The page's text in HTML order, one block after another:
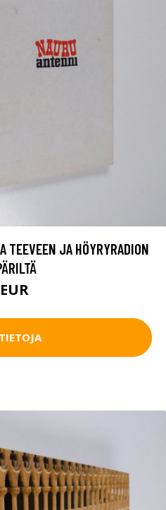
TEEVEEN JA HÖYRYRADION